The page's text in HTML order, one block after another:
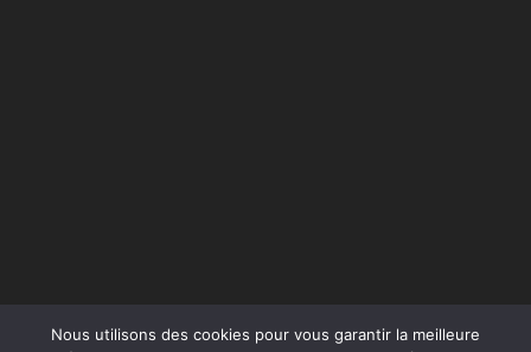
Nous utilisons des cookies pour vous garantir la meilleure